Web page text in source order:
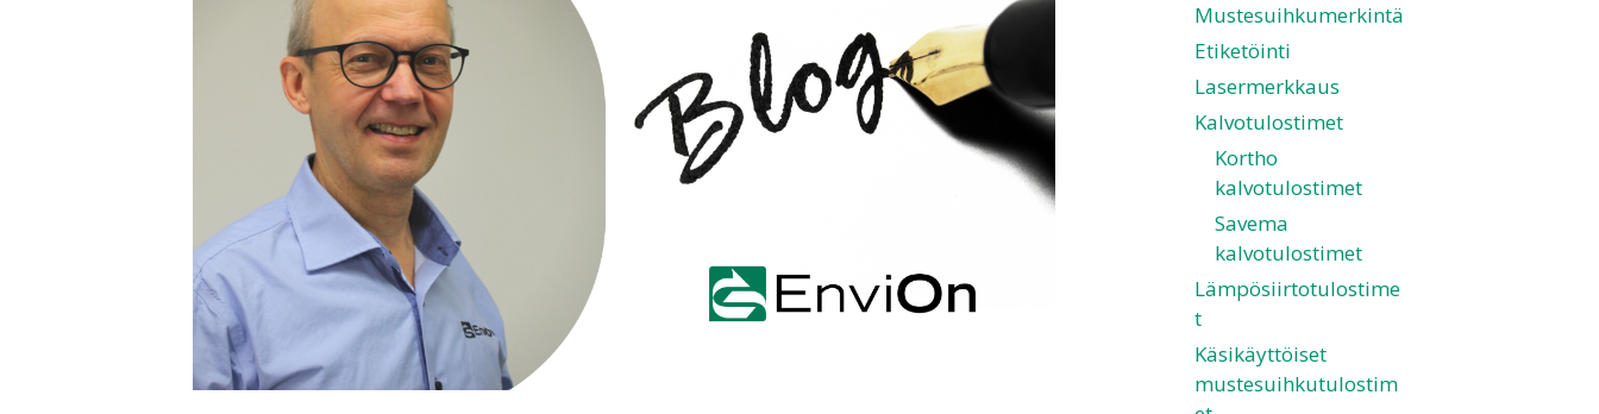
Mustesuihkumerkintä
Etiketöinti
Lasermerkkaus
Kalvotulostimet
Kortho
kalvotulostimet
Savema
kalvotulostimet
Lämpösiirtotulostime
t
Käsikäyttöiset
mustesuihkutulostim